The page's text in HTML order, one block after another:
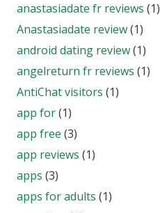
anastasiadate fr reviews (1)
Anastasiadate review(1)
android dating review(1)
angelreturn fr reviews (1)
AntiChat visitors (1)
app for(1)
app free (3)
app reviews (1)
apps (3)
apps for adults (1)